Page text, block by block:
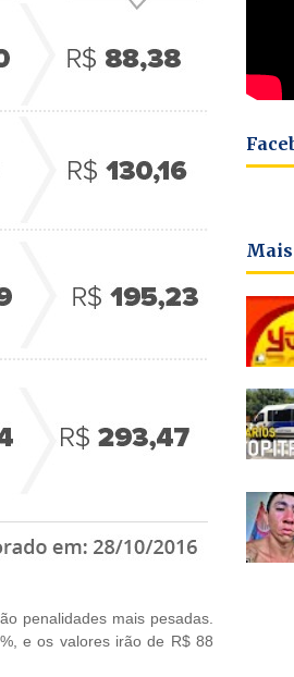
penalidades mais pesadas.
e os valores irão de R$ 88